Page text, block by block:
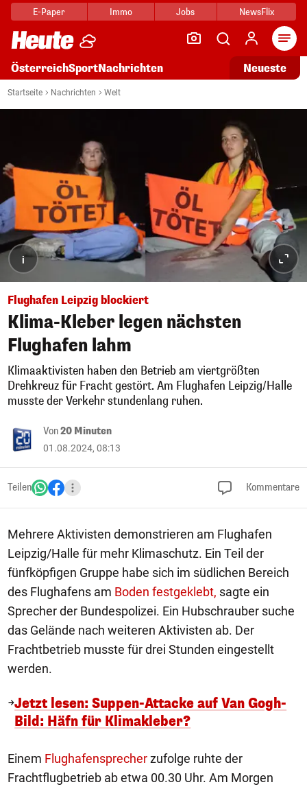
E-Paper Immo Jobs NewsFlix
ÖsterreichSportNachrichten Neueste
Startseite Nachrichten Welt
i
Flughafen Leipzig blockiert
Klima-Kleber legen nächsten
Flughafen lahm
Klimaaktivisten haben den Betrieb am viertgrößten
Drehkreuz für Fracht gestört. Am Flughafen Leipzig/Halle
musste der Verkehr stundenlang ruhen.
Von20 Minuten
01.08.2024, 08:13
Teilen Kommentare
Mehrere Aktivisten demonstrieren am Flughafen
Leipzig/Halle für mehr Klimaschutz. Ein Teil der
fünfköpfigen Gruppe habe sich im südlichen Bereich
des Flughafens am Boden festgeklebt, sagte ein
Sprecher der Bundespolizei. Ein Hubschrauber suche
das Gelände nach weiteren Aktivisten ab. Der
Frachtbetrieb musste für drei Stunden eingestellt
werden.
Jetzt lesen: Suppen-Attacke auf Van Gogh-
Bild: Häfn für Klimakleber?
Einem Flughafensprecherzufolge ruhte der
Frachtflugbetrieb ab etwa 00.30 Uhr. Am Morgen